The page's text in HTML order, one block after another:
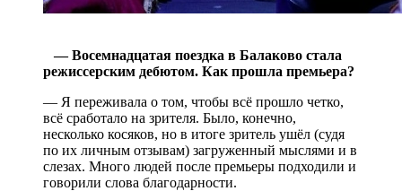
— Восемнадцатая поездка в Балаково стала
режиссерским дебютом. Как прошла премьера?
— Я переживала о том, чтобы всё прошло четко,
всё сработало на зрителя. Было, конечно,
несколько косяков, но в итоге зритель ушёл (судя
по их личным отзывам) загруженный мыслями и в
слезах. Много людей после премьеры подходили и
говорили слова благодарности.